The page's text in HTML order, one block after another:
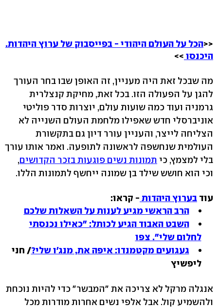
<<הכל על העולם היהודי - בפייסבוק של ערוץ היהדות.
היכנסו >>
מה שבכל זאת היה מעניין, זה האופן שבו בחר העורך
להגן על הפעולה הזו. בכל זאת, מחיקת קנצלרית
גרמניה ועוד כמה שועות עולם, יוצרות סדר פוליטי
אוניברסלי חדש שאפילו מלחמת העולם השנייה לא
הצליחה לייצר, והעניין עורר דיון גם בתקשורת
העולמית שנחשפה לראשונה לתופעה. ואמר אותו עורך
בלי למצמץ, כי תמונות נשים פוגעות בזכר הקדושים,
וכי הוא חושש שילד בן שמונה ייחשף לתמונות הללו.
עוד בערוץ היהדות - קראו:
הרב הראשי מגיע לענות על השאלות שלכם
השבט האבוד הגיע לכותל: "כאילו נכנסתי
לחלום שלי". צפו
געגועים מקטמנדו: איפה את, מנג'ו שלי?/ חני
ליפשיץ
אנגלה מרקל לא צריכה את "המבשר" כדי להיות נוכחת
ולהשמיע קול. אבל אלפי נשים אחרות מודרות מכל